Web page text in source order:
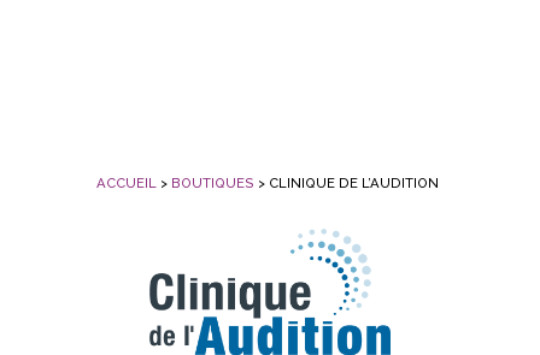
ACCUEIL > BOUTIQUES > CLINIQUE DE L’AUDITION